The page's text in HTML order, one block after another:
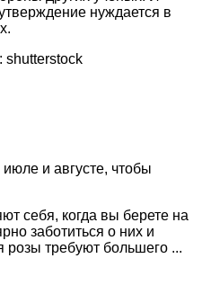
нуждается в
shutterstock
и августе, чтобы
себя, когда вы берете на
заботиться о них и
розы требуют большего ...